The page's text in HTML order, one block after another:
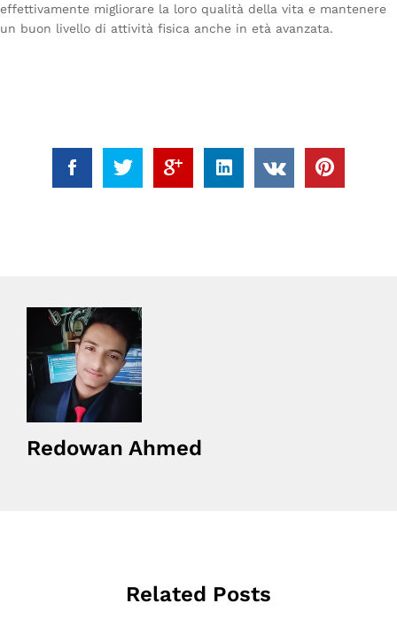
effettivamente migliorare la loro qualità della vita e mantenere
un buon livello di attività fisica anche in età avanzata.
Redowan Ahmed
Related Posts